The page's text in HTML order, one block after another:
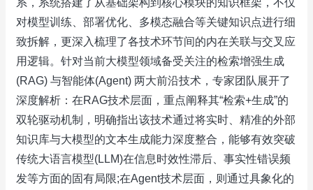
系，系统搭建了从基础架构到核心模块的知识框架，不仅
对模型训练、部署优化、多模态融合等关键知识点进行细
致拆解，更深入梳理了各技术环节间的内在关联与交叉应
用逻辑。针对当前大模型领域备受关注的检索增强生成
(RAG) 与智能体(Agent) 两大前沿技术，专家团队展开了
深度解析：在RAG技术层面，重点阐释其“检索+生成”的
双轮驱动机制，明确指出该技术通过将实时、精准的外部
知识库与大模型的文本生成能力深度整合，能够有效突破
传统大语言模型(LLM)在信息时效性滞后、事实性错误频
发等方面的固有局限;在Agent技术层面，则通过具象化的